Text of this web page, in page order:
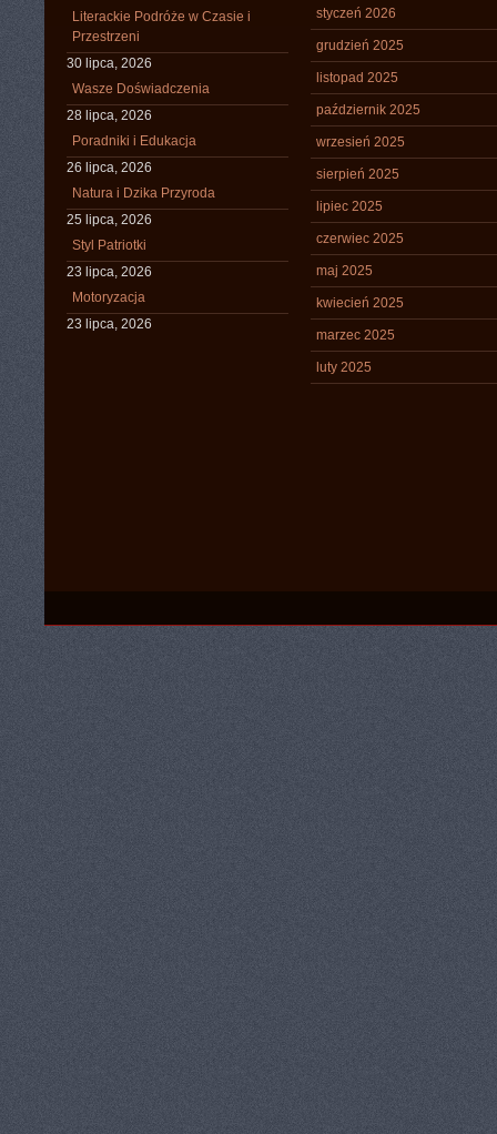
Literackie Podróże w Czasie i
Przestrzeni
30 lipca, 2026
Wasze Doświadczenia
28 lipca, 2026
Poradniki i Edukacja
26 lipca, 2026
Natura i Dzika Przyroda
25 lipca, 2026
Styl Patriotki
23 lipca, 2026
Motoryzacja
23 lipca, 2026
styczeń 2026
grudzień 2025
listopad 2025
październik 2025
wrzesień 2025
sierpień 2025
lipiec 2025
czerwiec 2025
maj 2025
kwiecień 2025
marzec 2025
luty 2025